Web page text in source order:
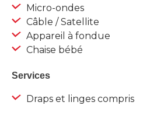
Micro-ondes
Câble / Satellite
Appareil à fondue
Chaise bébé
Services
Draps et linges compris